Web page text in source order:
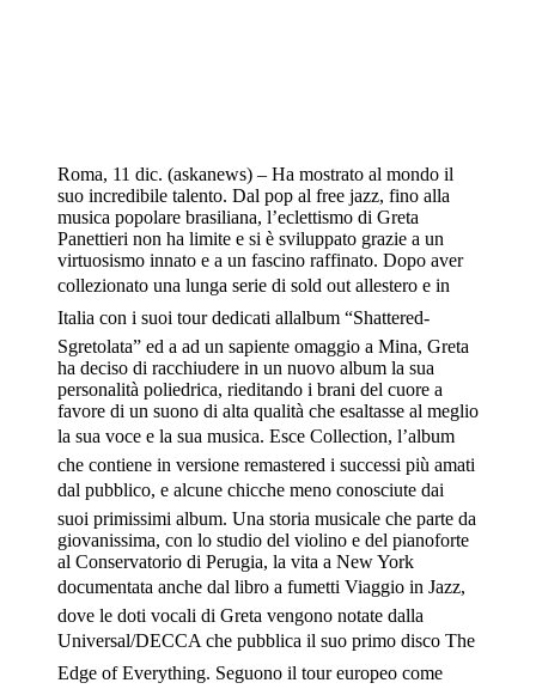
Roma, 11 dic. (askanews) – Ha mostrato al mondo il
suo incredibile talento. Dal pop al free jazz, fino alla
musica popolare brasiliana, l’eclettismo di Greta
Panettieri non ha limite e si è sviluppato grazie a un
virtuosismo innato e a un fascino raffinato. Dopo aver
collezionato una lunga serie di sold out allestero e in
Italia con i suoi tour dedicati allalbum “Shattered-
Sgretolata” ed a ad un sapiente omaggio a Mina, Greta
ha deciso di racchiudere in un nuovo album la sua
personalità poliedrica, rieditando i brani del cuore a
favore di un suono di alta qualità che esaltasse al meglio
la sua voce e la sua musica. Esce Collection, l’album
che contiene in versione remastered i successi più amati
dal pubblico, e alcune chicche meno conosciute dai
suoi primissimi album. Una storia musicale che parte da
giovanissima, con lo studio del violino e del pianoforte
al Conservatorio di Perugia, la vita a New York
documentata anche dal libro a fumetti Viaggio in Jazz,
dove le doti vocali di Greta vengono notate dalla
Universal/DECCA che pubblica il suo primo disco The
Edge of Everything. Seguono il tour europeo come